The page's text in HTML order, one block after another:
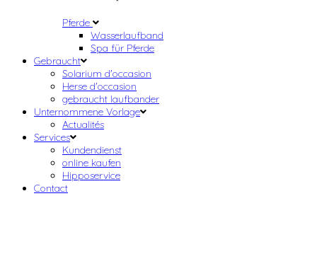
Pferde
Wasserlaufband
Spa für Pferde
Gebraucht
Solarium d'occasion
Herse d'occasion
gebraucht laufbander
Unternommene Vorlage
Actualités
Services
Kundendienst
online kaufen
Hipposervice
Contact